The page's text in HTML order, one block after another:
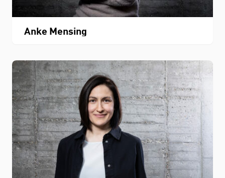
Anke Mensing